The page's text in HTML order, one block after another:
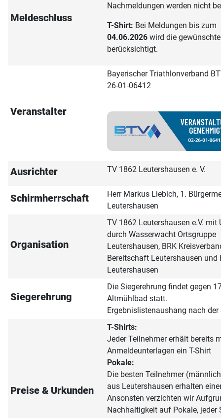
Meldeschluss
Nachmeldungen werden nicht
T-Shirt: Bei Meldungen bis zum
04.06.2026 wird die
berücksichtigt.
Veranstalter
Bayerischer Triathlonverband
26-01-06412
Ausrichter TV 1862 Leutershausen e. V.
Schirmherrschaft
Herr Markus Liebich, 1.
Leutershausen
Organisation
TV 1862 Leutershausen e.V. mit
durch Wasserwacht Ortsgruppe
Leutershausen, BRK
Bereitschaft Leutershausen und
Leutershausen
Siegerehrung
Die Siegerehrung findet gegen
Altmühlbad statt.
Ergebnislistenaushang nach der
Preise & Urkunden
T-Shirts:
Jeder Teilnehmer erhält bereits
Anmeldeunterlagen ein T-Shirt
Pokale:
Die besten Teilnehmer
aus Leutershausen erhalten
Ansonsten verzichten wir
Nachhaltigkeit auf Pokale, jeder